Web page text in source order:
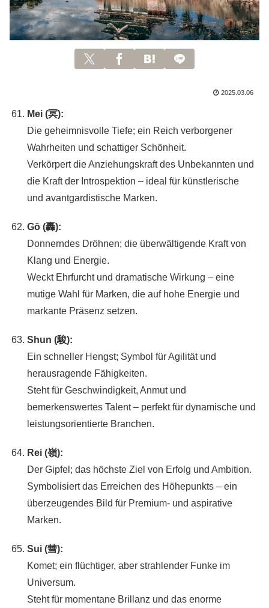
2025.03.06
Mei (冥):
Die geheimnisvolle Tiefe; ein Reich verborgener
Wahrheiten und schattiger Schönheit.
Verkörpert die Anziehungskraft des Unbekannten und
die Kraft der Introspektion – ideal für künstlerische
und avantgardistische Marken.
Gō (轟):
Donnerndes Dröhnen; die überwältigende Kraft von
Klang und Energie.
Weckt Ehrfurcht und dramatische Wirkung – eine
mutige Wahl für Marken, die auf hohe Energie und
markante Präsenz setzen.
Shun (駿):
Ein schneller Hengst; Symbol für Agilität und
herausragende Fähigkeiten.
Steht für Geschwindigkeit, Anmut und
bemerkenswertes Talent – perfekt für dynamische und
leistungsorientierte Branchen.
Rei (嶺):
Der Gipfel; das höchste Ziel von Erfolg und Ambition.
Symbolisiert das Erreichen des Höhepunkts – ein
überzeugendes Bild für Premium- und aspirative
Marken.
Sui (彗):
Komet; ein flüchtiger, aber strahlender Funke im
Universum.
Steht für momentane Brillanz und das enorme